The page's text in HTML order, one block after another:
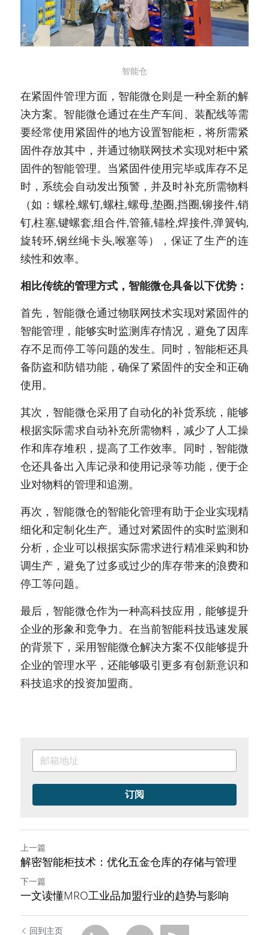
智能仓
在紧固件管理方面，智能微仓则是一种全新的解
决方案。智能微仓通过在生产车间、装配线等需
要经常使用紧固件的地方设置智能柜，将所需紧
固件存放其中，并通过物联网技术实现对柜中紧
固件的智能管理。当紧固件使用完毕或库存不足
时，系统会自动发出预警，并及时补充所需物料
（如：螺栓,螺钉,螺柱,螺母,垫圈,挡圈,铆接件,销
钉,柱塞,键螺套,组合件,管箍,锚栓,焊接件,弹簧钩,
旋转环,钢丝绳卡头,喉塞等），保证了生产的连
续性和效率。
相比传统的管理方式，智能微仓具备以下优势：
首先，智能微仓通过物联网技术实现对紧固件的
智能管理，能够实时监测库存情况，避免了因库
存不足而停工等问题的发生。同时，智能柜还具
备防盗和防错功能，确保了紧固件的安全和正确
使用。
其次，智能微仓采用了自动化的补货系统，能够
根据实际需求自动补充所需物料，减少了人工操
作和库存堆积，提高了工作效率。同时，智能微
仓还具备出入库记录和使用记录等功能，便于企
业对物料的管理和追溯。
再次，智能微仓的智能化管理有助于企业实现精
细化和定制化生产。通过对紧固件的实时监测和
分析，企业可以根据实际需求进行精准采购和协
调生产，避免了过多或过少的库存带来的浪费和
停工等问题。
最后，智能微仓作为一种高科技应用，能够提升
企业的形象和竞争力。在当前智能科技迅速发展
的背景下，采用智能微仓解决方案不仅能够提升
企业的管理水平，还能够吸引更多有创新意识和
科技追求的投资加盟商。
订阅
上一篇
解密智能柜技术：优化五金仓库的存储与管理
下一篇
一文读懂MRO工业品加盟行业的趋势与影响
回到主页